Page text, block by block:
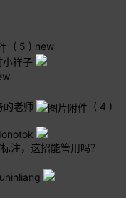
( 5 ) new
祥子
的老师
( 4 )
注，这招能管用吗？